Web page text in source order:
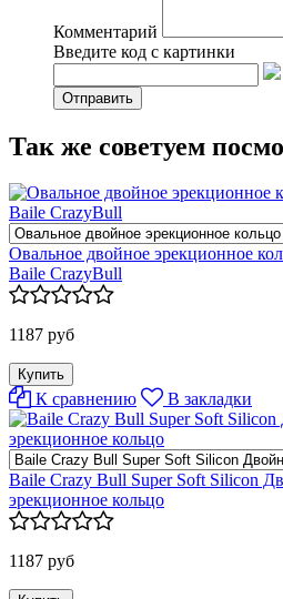
Комментарий
Введите код с картинки
Так же советуем
Овальное двойное эрекционное
Baile CrazyBull
1187 руб
К сравнению В закладки
Baile Crazy Bull Super Soft Silicon
эрекционное кольцо
1187 руб